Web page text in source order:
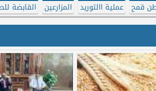
قمح عملية االتوريد المزارعين القابضة